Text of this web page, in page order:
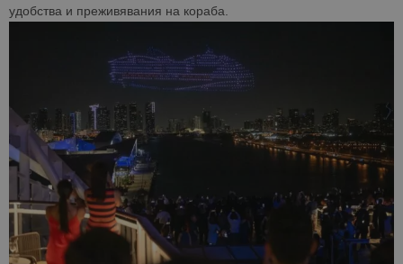
удобства и преживявания на кораба.